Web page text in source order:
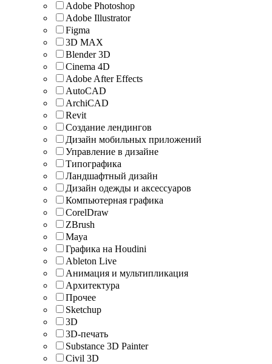
Adobe Photoshop
Adobe Illustrator
Figma
3D MAX
Blender 3D
Cinema 4D
Adobe After Effects
AutoCAD
ArchiCAD
Revit
Создание лендингов
Дизайн мобильных приложений
Управление в дизайне
Типографика
Ландшафтный дизайн
Дизайн одежды и аксессуаров
Компьютерная графика
CorelDraw
ZBrush
Maya
Графика на Houdini
Ableton Live
Анимация и мультипликация
Архитектура
Прочее
Sketchup
3D
3D-печать
Substance 3D Painter
Civil 3D